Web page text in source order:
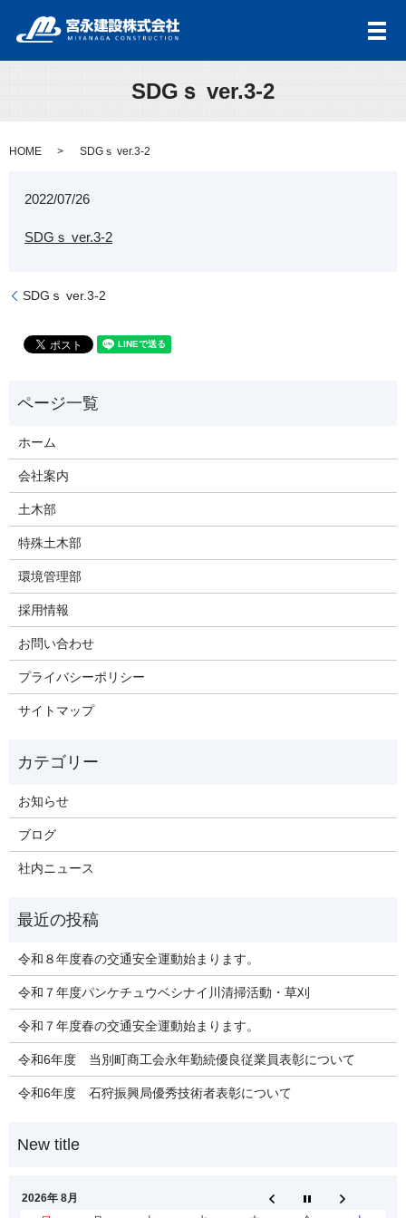
メ
SDGｓ ver.3-2
HOME SDGｓ ver.3-2
2022/07/26
SDGｓ ver.3-2
SDGｓ ver.3-2
ホーム
会社案内
土木部
特殊土木部
環境管理部
採用情報
お問い合わせ
プライバシーポリシー
サイトマップ
お知らせ
ブログ
社内ニュース
令和８年度春の交通安全運動始まります。
令和７年度パンケチュウベシナイ川清掃活動・草刈
令和７年度春の交通安全運動始まります。
令和6年度 当別町商工会永年勤続優良従業員表彰について
令和6年度 石狩振興局優秀技術者表彰について
2026年 8月